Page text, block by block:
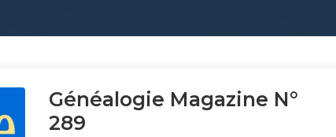
Généalogie Magazine N°
289